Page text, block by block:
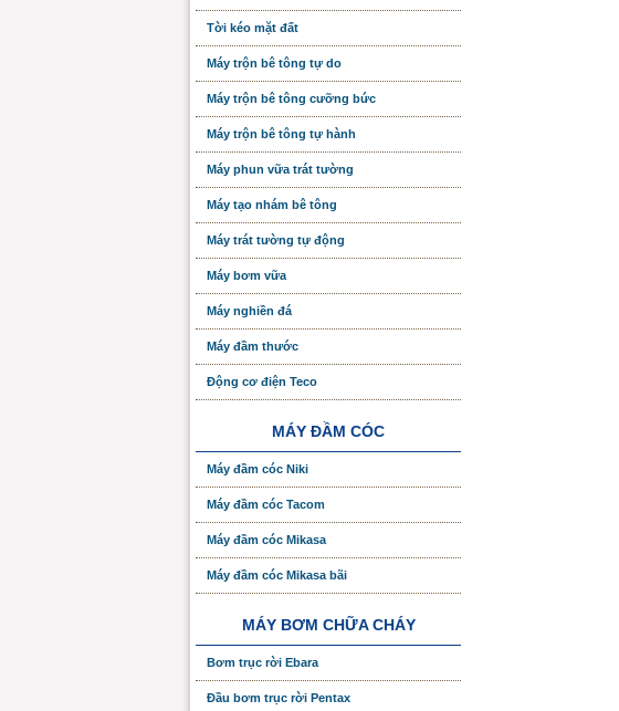
Tời kéo mặt đất
Máy trộn bê tông tự do
Máy trộn bê tông cưỡng bức
Máy trộn bê tông tự hành
Máy phun vữa trát tường
Máy tạo nhám bê tông
Máy trát tường tự động
Máy bơm vữa
Máy nghiền đá
Máy đầm thước
Động cơ điện Teco
MÁY ĐẦM CÓC
Máy đầm cóc Niki
Máy đầm cóc Tacom
Máy đầm cóc Mikasa
Máy đầm cóc Mikasa bãi
MÁY BƠM CHỮA CHÁY
Bơm trục rời Ebara
Đầu bơm trục rời Pentax